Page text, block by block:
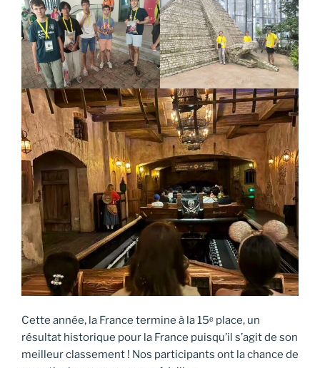
Cette année, la France termine à la 15ᵉ place, un
résultat historique pour la France puisqu’il s’agit de son
meilleur classement ! Nos participants ont la chance de